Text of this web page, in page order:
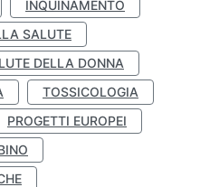
INQUINAMENTO
SALUTE
DELLA DONNA
TOSSICOLOGIA
PROGETTI EUROPEI